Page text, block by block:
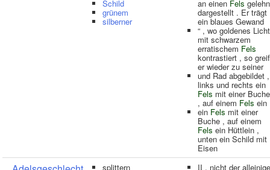
Schild
grünem
silberner
an einen Fels
dargestellt . Er trägt
ein blaues Gewand
“ , wo goldenes Licht
mit schwarzem
erratischem Fels
kontrastiert , so
er wieder zu seiner
und Rad abgebildet ,
links und rechts ein
Fels mit einer Buche
, auf einem Fels ein
ein Fels mit einer
Buche , auf einem
Fels ein Hüttlein ,
unten ein Schild mit
Eisen
splittern II . nicht der alleinige